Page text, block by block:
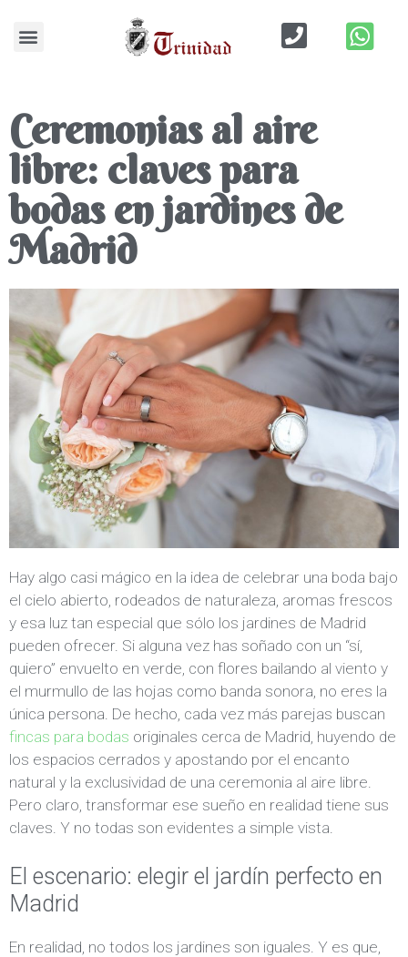
Ceremonias al aire
libre: claves para
bodas en jardines de
Madrid
Hay algo casi mágico en la idea de celebrar una boda bajo
el cielo abierto, rodeados de naturaleza, aromas frescos
y esa luz tan especial que sólo los jardines de Madrid
pueden ofrecer. Si alguna vez has soñado con un “sí,
quiero” envuelto en verde, con flores bailando al viento y
el murmullo de las hojas como banda sonora, no eres la
única persona. De hecho, cada vez más parejas buscan
fincas para bodas originales cerca de Madrid, huyendo de
los espacios cerrados y apostando por el encanto
natural y la exclusividad de una ceremonia al aire libre.
Pero claro, transformar ese sueño en realidad tiene sus
claves. Y no todas son evidentes a simple vista.
El escenario: elegir el jardín perfecto en
Madrid
En realidad, no todos los jardines son iguales. Y es que,